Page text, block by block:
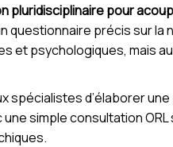
pluridisciplinaire pour
questionnaire précis sur la
et psychologiques, mais
spécialistes d’élaborer
simple consultation